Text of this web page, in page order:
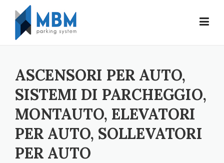
Skip to content
ASCENSORI PER AUTO,
SISTEMI DI PARCHEGGIO,
MONTAUTO, ELEVATORI
PER AUTO, SOLLEVATORI
PER AUTO